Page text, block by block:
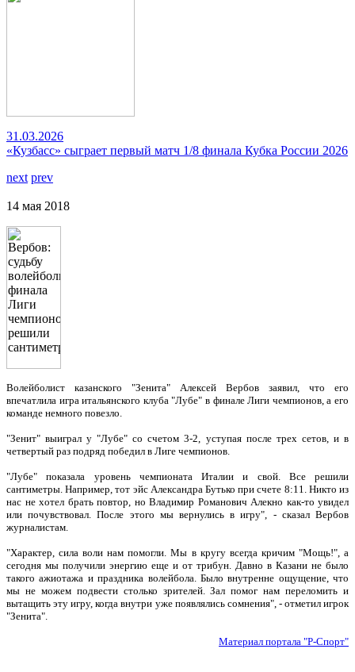
31.03.2026
«Кузбасс» сыграет первый матч 1/8 финала Кубка России 2026
next prev
14 мая 2018
Волейболист казанского "Зенита" Алексей Вербов заявил, что его
впечатлила игра итальянского клуба "Лубе" в финале Лиги чемпионов, а его
команде немного повезло.
"Зенит" выиграл у "Лубе" со счетом 3-2, уступая после трех сетов, и в
четвертый раз подряд победил в Лиге чемпионов.
"Лубе" показала уровень чемпионата Италии и свой. Все решили
сантиметры. Например, тот эйс Александра Бутько при счете 8:11. Никто из
нас не хотел брать повтор, но Владимир Романович Алекно как-то увидел
или почувствовал. После этого мы вернулись в игру", - сказал Вербов
журналистам.
"Характер, сила воли нам помогли. Мы в кругу всегда кричим "Мощь!", а
сегодня мы получили энергию еще и от трибун. Давно в Казани не было
такого ажиотажа и праздника волейбола. Было внутренне ощущение, что
мы не можем подвести столько зрителей. Зал помог нам переломить и
вытащить эту игру, когда внутри уже появлялись сомнения", - отметил игрок
"Зенита".
Материал портала "Р-Спорт"